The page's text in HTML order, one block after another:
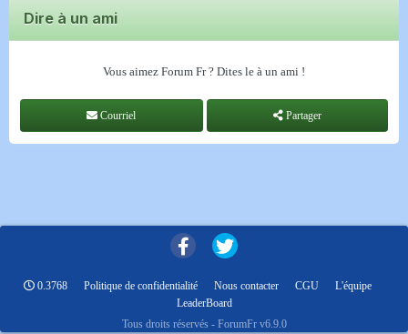
Dire à un ami
Vous aimez Forum Fr ? Dites le à un ami !
Courriel Partager
0.3768 Politique de confidentialité Nous contacter CGU
L'équipe
LeaderBoard
Tous droits réservés - ForumFr v6.9.0